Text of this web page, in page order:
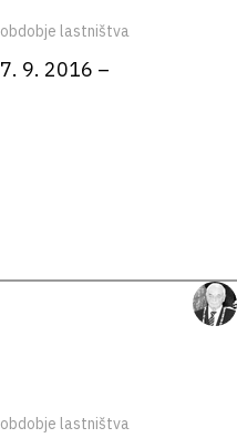
obdobje lastništva
7. 9. 2016 –
obdobje lastništva